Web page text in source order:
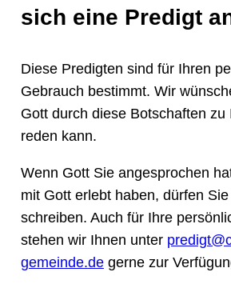
sich eine Predigt
Diese Predigten sind für Ihren
Gebrauch bestimmt. Wir
Gott durch diese Botschaften zu
reden kann.
Wenn Gott Sie angesprochen
mit Gott erlebt haben, dürfen
schreiben. Auch für Ihre
stehen wir Ihnen unter
gemeinde.degerne zur